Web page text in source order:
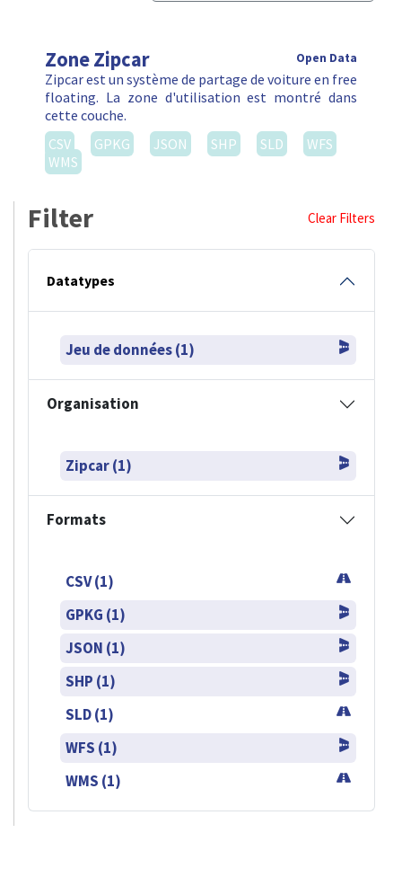
Zone Zipcar Open Data
Zipcar est un système de partage de voiture en free
floating. La zone d'utilisation est montré dans
cette couche.
CSV
GPKG JSON SHP SLD
WFS
WMS
Filter Clear Filters
Datatypes
Jeu de données (1)
Organisation
Zipcar (1)
Formats
CSV (1)
GPKG (1)
JSON (1)
SHP (1)
SLD (1)
WFS (1)
WMS (1)